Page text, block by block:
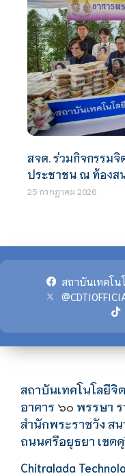
สจด. ร่วมกิจกรรมจิ
ประชาชน ณ ท้องส
25 กรกฎาคม 2026
สถาบันเทคโน
สถาบันเทคโนโลยีจิ
อาคาร ๖๐ พรรษา
สำนักพระราชวัง สน
ถนนศรีอยุธยา เขต
Chitralada